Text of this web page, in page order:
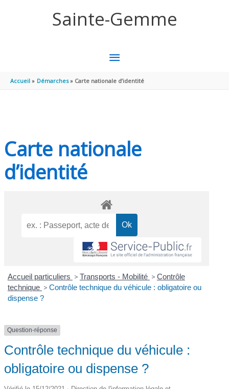
Sainte-Gemme
MENU
PRINCIPAL
Accueil Démarches Carte nationale d’identité
Carte nationale
d’identité
Accueil particuliers > Transports - Mobilité > Contrôle
technique > Contrôle technique du véhicule : obligatoire ou
dispense ?
Question-réponse
Contrôle technique du véhicule :
obligatoire ou dispense ?